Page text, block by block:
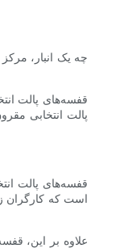
چه یک انبار،
قفسه‌های پالت
پالت انتخابی
قفسه‌های پالت
است که کارگران
علاوه بر این،